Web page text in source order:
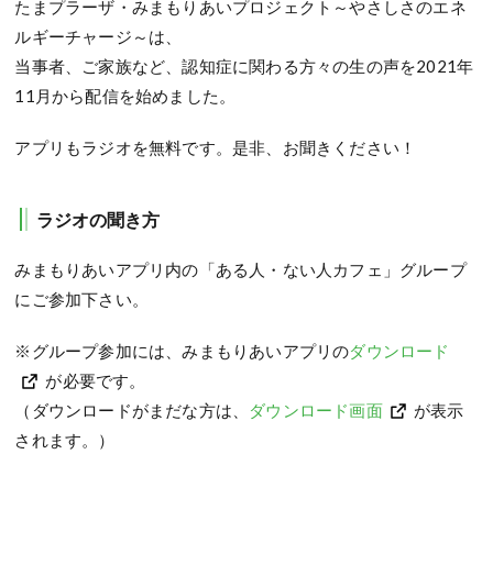
たまプラーザ・みまもりあいプロジェクト～やさしさのエネ
ルギーチャージ～は、
当事者、ご家族など、認知症に関わる方々の生の声を2021年
11月から配信を始めました。
アプリもラジオを無料です。是非、お聞きください！
ラジオの聞き方
みまもりあいアプリ内の「ある人・ない人カフェ」グループ
にご参加下さい。
※グループ参加には、みまもりあいアプリのダウンロード
が必要です。
（ダウンロードがまだな方は、 ダウンロード画面
が表示
されます。）